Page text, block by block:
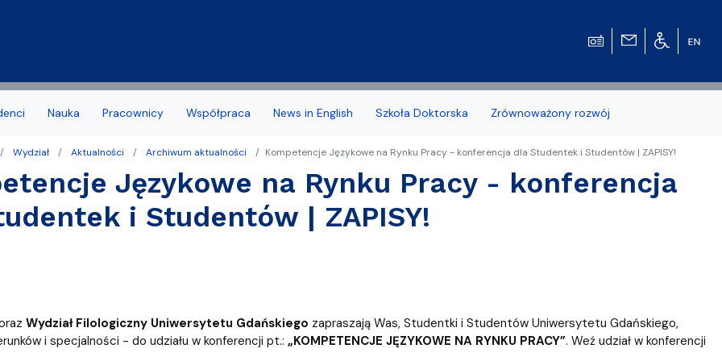
Causa
Kierunków
Deklaracja dostępności
1 roku
Biuro Karier
Jakość kształcenia
Programy studiów zakończonych naborów
Nauka
obrony, nagrody
Pracownicy Współpraca News in English Szkoła Doktorska Zrównoważony rozwój
Wydział Aktualności Archiwum aktualności Kompetencje Językowe na Rynku Pracy - konferencja dla Studentek i Studentów | ZAPISY!
Językowe na Rynku Pracy - konferencja
i Studentów | ZAPISY!
Wydział Filologiczny Uniwersytetu Gdańskiego zapraszają Was, Studentki i Studentów Uniwersytetu Gdańskiego,
i specjalności - do udziału w konferencji pt.: „KOMPETENCJE JĘZYKOWE NA RYNKU PRACY”. Weź udział w konferencji